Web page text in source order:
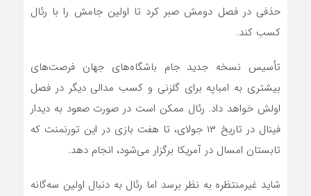
حذفی در فصل دومش صبر کرد تا اولین جامش را با رئال
کسب کند.
تأسیس نسخه‌ جدید جام باشگاه‌های جهان فرصت‌های
بیشتری به امباپه برای گلزنی و کسب مدالی دیگر در فصل
اولش خواهد داد. رئال ممکن است در صورت صعود به دیدار
فینال در تاریخ ۱۳ جولای، تا هفت بازی در این تورنمنت که
تابستان امسال در آمریکا برگزار می‌شود، انجام دهد.
شاید غیرمنتظره به‌ نظر برسد اما رئال به دنبال اولین سه‌گانه‌